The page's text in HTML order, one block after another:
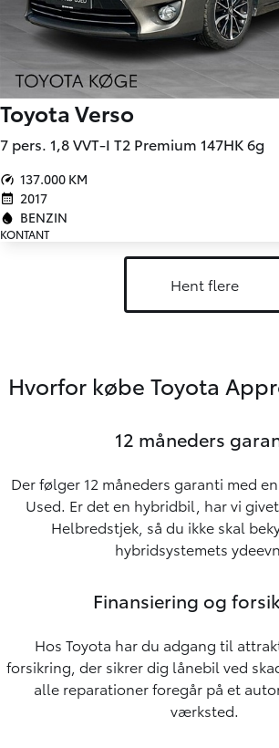
Toyota Verso
7 pers. 1,8 VVT-I T2 Premium 147HK 6g
137.000 KM
2017
BENZIN
KONTANT
Hent flere
Hvorfor købe Toyota
12 måneders
Der følger 12 måneders garanti med
Used. Er det en hybridbil, har vi
Helbredstjek, så du ikke skal
hybridsystemets
Finansiering og
Hos Toyota har du adgang til
forsikring, der sikrer dig lånebil ved
alle reparationer foregår på et
værksted.